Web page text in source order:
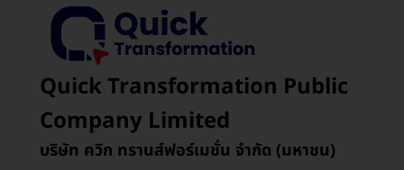
Quick Transformation Public
Company Limited
บริษัท ควิก ทรานส์ฟอร์เมชั่น จำกัด (มหาชน)